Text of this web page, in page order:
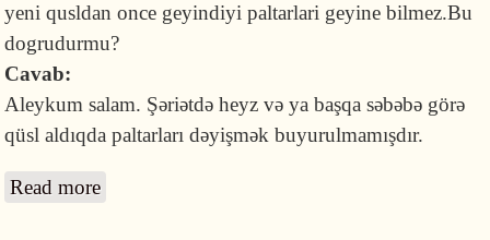
yeni qusldan once geyindiyi paltarlari geyine bilmez.Bu
dogrudurmu?
Cavab:
Aleykum salam. Şəriətdə heyz və ya başqa səbəbə görə
qüsl aldıqda paltarları dəyişmək buyurulmamışdır.
Read more